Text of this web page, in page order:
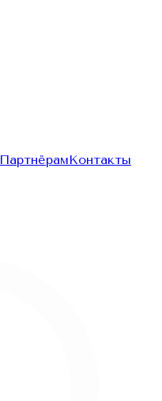
ПартнёрамКонтакты